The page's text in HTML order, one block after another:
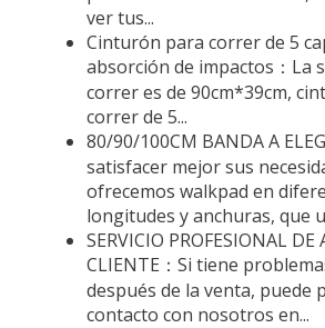
ver tus...
Cinturón para correr de 5
absorción de impactos：La
correr es de 90cm*39cm,
correr de 5...
80/90/100CM BANDA A
satisfacer mejor sus
ofrecemos walkpad en
longitudes y anchuras, que
SERVICIO PROFESIONAL
CLIENTE：Si tiene
después de la venta, puede
contacto con nosotros en...